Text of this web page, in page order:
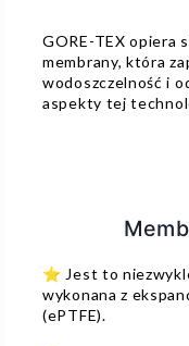
GORE-TEX opiera
membrany, która
wodoszczelność i
aspekty tej
⭐ Jest to
wykonana z
(ePTFE).